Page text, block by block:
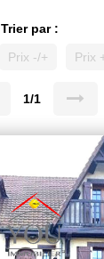
Trier par :
Prix -/+ Prix
1/1